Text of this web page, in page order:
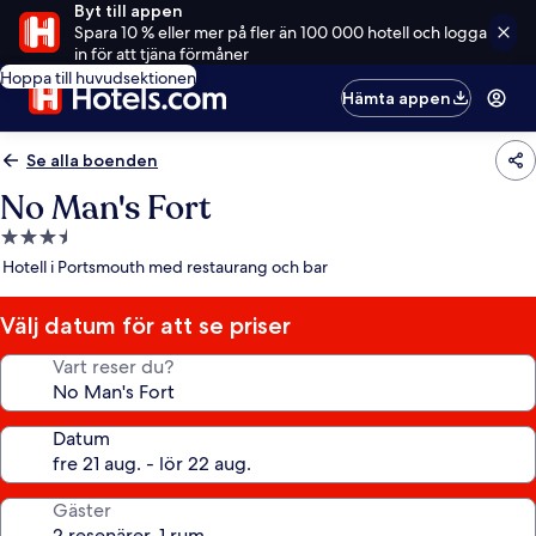
Byt till appen
Spara 10 % eller mer på fler än 100 000 hotell och logga
in för att tjäna förmåner
Hoppa till huvudsektionen
Hämta appen
Se alla boenden
No Man's Fort
3.5-
stjärnigt
Hotell i Portsmouth med restaurang och bar
Välj datum för att se priser
Vart reser du?
Datum
Gäster